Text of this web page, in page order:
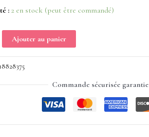
: 2 en stock (peut être commandé)
Ajouter au panier
Commande sécurisée garantie